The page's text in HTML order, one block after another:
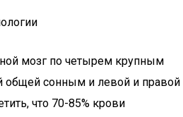
мозг по четырем крупным
общей сонным и левой и правой
что 70-85% крови